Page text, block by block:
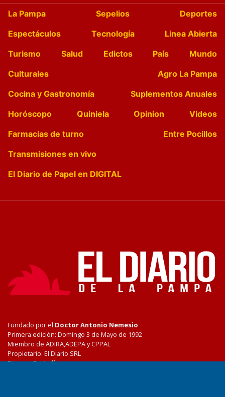
La Pampa Sepelios
Deportes
Espectáculos
Tecnología
Linea Abierta
Turismo
Salud Edictos País
Mundo
Culturales
Agro La Pampa
Cocina y Gastronomía
Suplementos Anuales
Horóscopo
Quiniela Opinion
Videos
Farmacias de turno
Entre Pocillos
Transmisiones en vivo
El Diario de Papel en DIGITAL
Fundado por el Doctor Antonio Nemesio
Primera edición: Domingo 3 de Mayo de 1992
Miembro de ADIRA,ADEPA y CPPAL
Propietario: El Diario SRL
Director Periodístico: